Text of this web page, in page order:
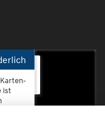
ist